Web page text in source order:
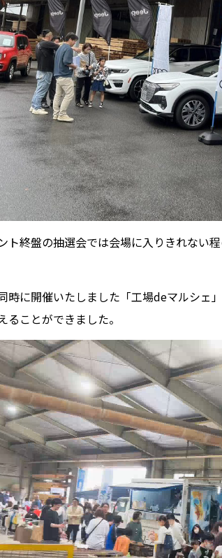
ト終盤の抽選会では会場に入りきれない
時に開催いたしました「工場deマルシェ
ることができました。